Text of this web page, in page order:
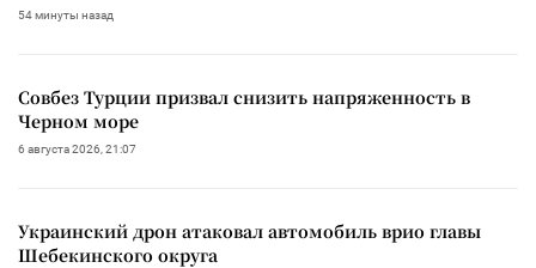
54 минуты назад
Совбез Турции призвал снизить напряженность в
Черном море
6 августа 2026, 21:07
Украинский дрон атаковал автомобиль врио главы
Шебекинского округа